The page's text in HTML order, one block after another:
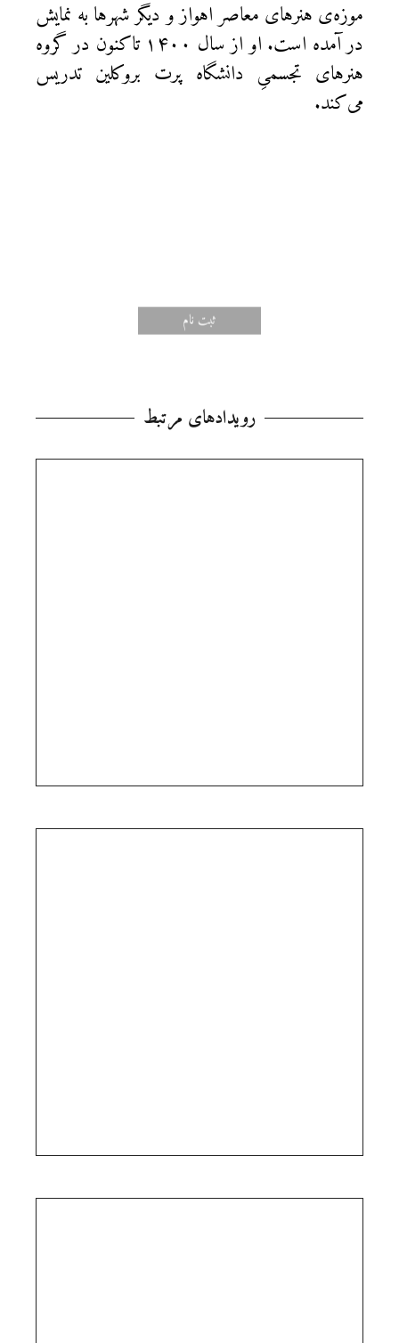
موزه‌ی هنرهای معاصر اهواز و دیگر شهرها به نمایش
در آمده است. او از سال ۱۴۰۰ تاکنون در گروه
هنرهای تجسمیِ دانشگاه پرت بروکلین تدریس
می‌کند.
ثبت‌ نام
رویدادهای مرتبط